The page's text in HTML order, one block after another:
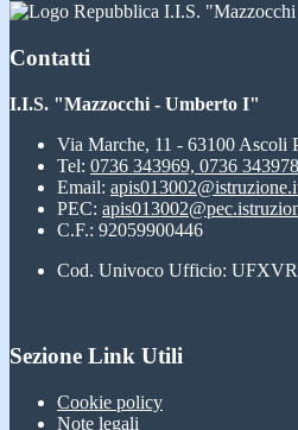
I.I.S.
Contatti
I.I.S. "Mazzocchi - Umberto I"
Via Marche, 11 - 63100 Ascoli
Tel: 0736 343969, 0736 343978
Email:
PEC:
C.F.: 92059900446
Cod. Univoco Ufficio:
Sezione Link Utili
Cookie policy
Note legali